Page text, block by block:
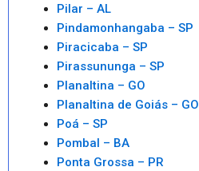
Pilar – AL
Pindamonhangaba – SP
Piracicaba – SP
Pirassununga – SP
Planaltina – GO
Planaltina de Goiás – GO
Poá – SP
Pombal – BA
Ponta Grossa – PR